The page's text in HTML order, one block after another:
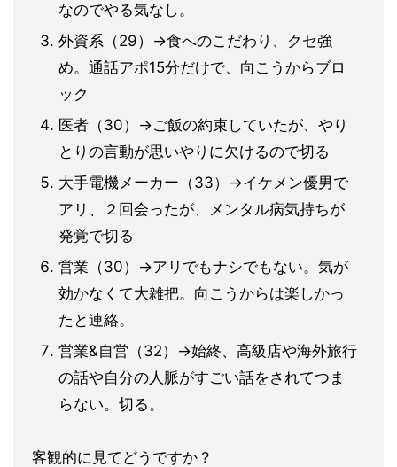
なのでやる気なし。
外資系（29）→食へのこだわり、クセ強
め。通話アポ15分だけで、向こうからブロ
ック
医者（30）→ご飯の約束していたが、やり
とりの言動が思いやりに欠けるので切る
大手電機メーカー（33）→イケメン優男で
アリ、２回会ったが、メンタル病気持ちが
発覚で切る
営業（30）→アリでもナシでもない。気が
効かなくて大雑把。向こうからは楽しかっ
たと連絡。
営業&自営（32）→始終、高級店や海外旅行
の話や自分の人脈がすごい話をされてつま
らない。切る。
客観的に見てどうですか？